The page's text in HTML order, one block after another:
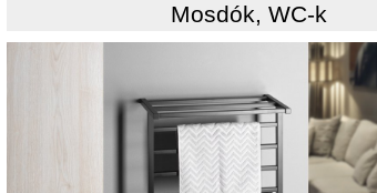
Mosdók, WC-k